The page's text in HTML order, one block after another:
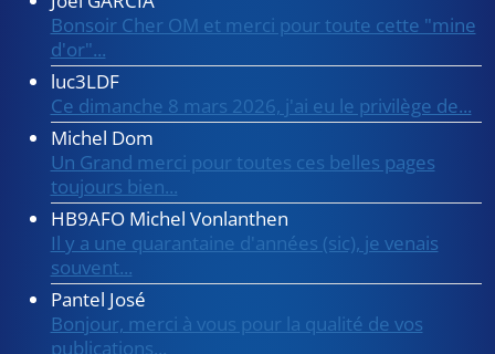
Bonsoir Cher OM et merci pour toute cette "mine
d'or"...
luc3LDF
Ce dimanche 8 mars 2026, j'ai eu le privilège de...
Michel Dom
Un Grand merci pour toutes ces belles pages
toujours bien...
HB9AFO Michel Vonlanthen
Il y a une quarantaine d'années (sic), je venais
souvent...
Pantel José
Bonjour, merci à vous pour la qualité de vos
publications...